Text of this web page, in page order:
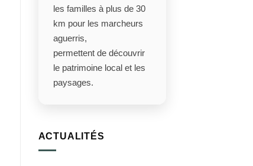
les familles à plus de 30
km pour les marcheurs
aguerris,
permettent de découvrir
le patrimoine local et les
paysages.
ACTUALITÉS